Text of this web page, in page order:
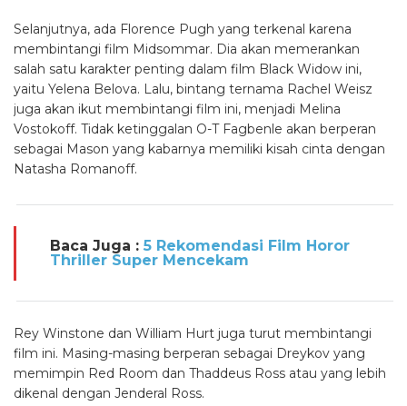
Selanjutnya, ada Florence Pugh yang terkenal karena
membintangi film Midsommar. Dia akan memerankan
salah satu karakter penting dalam film Black Widow ini,
yaitu Yelena Belova. Lalu, bintang ternama Rachel Weisz
juga akan ikut membintangi film ini, menjadi Melina
Vostokoff. Tidak ketinggalan O-T Fagbenle akan berperan
sebagai Mason yang kabarnya memiliki kisah cinta dengan
Natasha Romanoff.
Baca Juga : 5 Rekomendasi Film Horor
Thriller Super Mencekam
Rey Winstone dan William Hurt juga turut membintangi
film ini. Masing-masing berperan sebagai Dreykov yang
memimpin Red Room dan Thaddeus Ross atau yang lebih
dikenal dengan Jenderal Ross.